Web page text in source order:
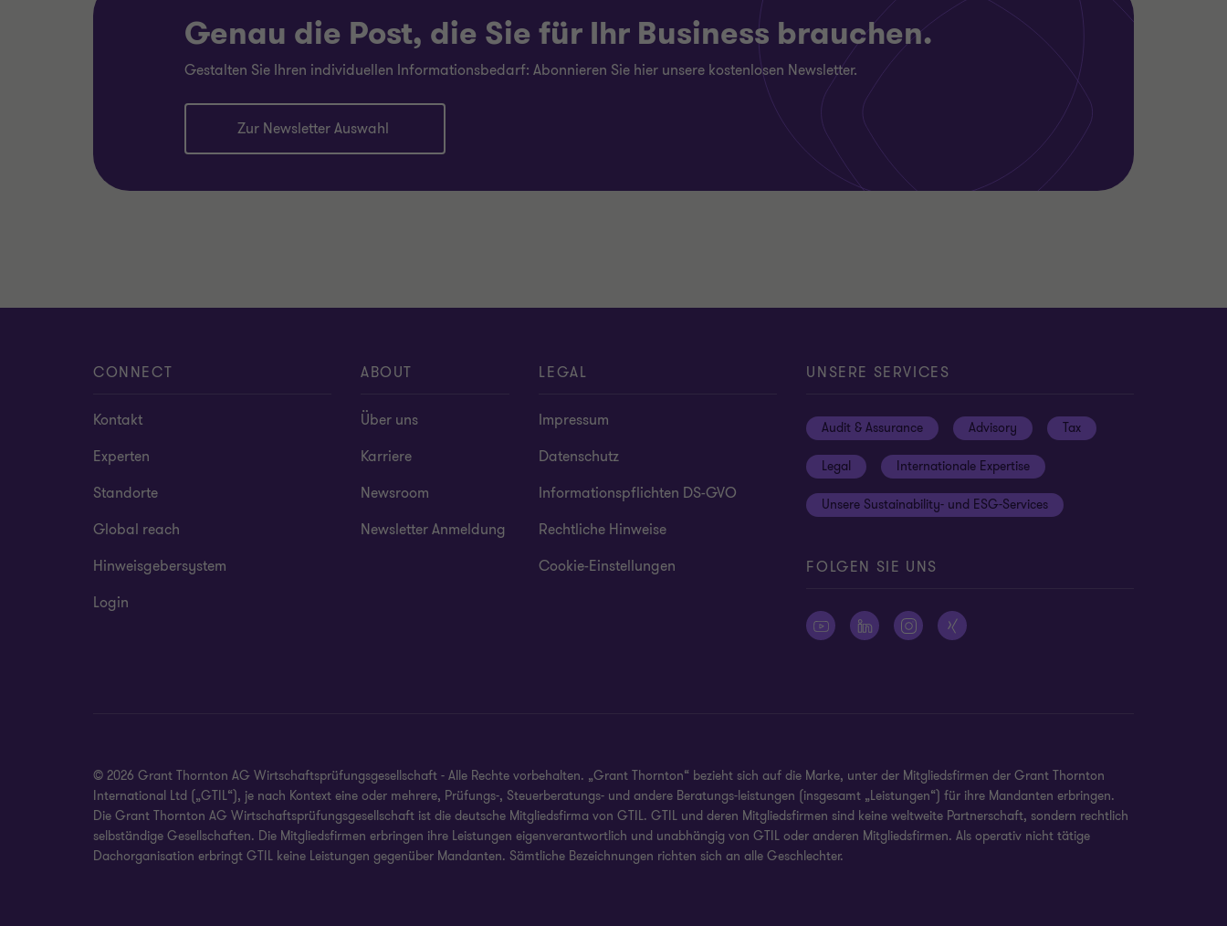
Genau die Post, die Sie für Ihr Business brauchen.
Gestalten Sie Ihren individuellen Informationsbedarf: Abonnieren Sie hier unsere kostenlosen Newsletter.
Zur Newsletter Auswahl
CONNECT
Kontakt
Experten
Standorte
Global reach
Hinweisgebersystem
Login
ABOUT
Über uns
Karriere
Newsroom
Newsletter Anmeldung
LEGAL
Impressum
Datenschutz
Informationspflichten DS-GVO
Rechtliche Hinweise
Cookie-Einstellungen
UNSERE SERVICES
Audit & Assurance Advisory Tax
Legal Internationale Expertise
Unsere Sustainability- und ESG-Services
FOLGEN SIE UNS
© 2026 Grant Thornton AG Wirtschaftsprüfungsgesellschaft - Alle Rechte vorbehalten. „Grant Thornton“ bezieht sich auf die Marke, unter der Mitgliedsfirmen der Grant Thornton
International Ltd („GTIL“), je nach Kontext eine oder mehrere, Prüfungs-, Steuerberatungs- und andere Beratungs-leistungen (insgesamt „Leistungen“) für ihre Mandanten erbringen.
Die Grant Thornton AG Wirtschaftsprüfungsgesellschaft ist die deutsche Mitgliedsfirma von GTIL. GTIL und deren Mitgliedsfirmen sind keine weltweite Partnerschaft, sondern rechtlich
selbständige Gesellschaften. Die Mitgliedsfirmen erbringen ihre Leistungen eigenverantwortlich und unabhängig von GTIL oder anderen Mitgliedsfirmen. Als operativ nicht tätige
Dachorganisation erbringt GTIL keine Leistungen gegenüber Mandanten. Sämtliche Bezeichnungen richten sich an alle Geschlechter.